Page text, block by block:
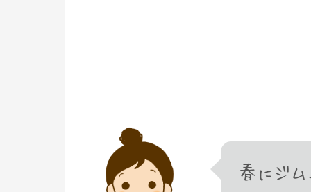
春にジ